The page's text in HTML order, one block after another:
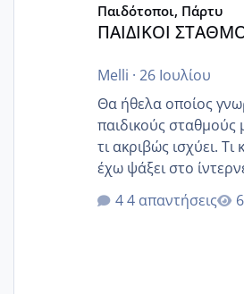
Παιδότοποι, Πάρτυ
ΠΑΙΔΙΚΟΙ
Melli · 26 Ιουλίου
Θα ήθελα οποίος
παιδικούς
τι ακριβώς ισχύει.
έχω ψάξει στο
ότι το βαουτσερ
δίδακτρα και τα
4 απαντήσεις